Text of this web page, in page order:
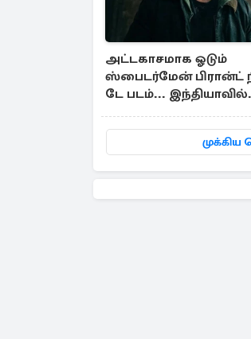
அட்டகாசமாக ஓடும்
ஸ்பைடர்மேன் பிரான்ட்
டே படம்... இந்தியாவில்
முக்கிய